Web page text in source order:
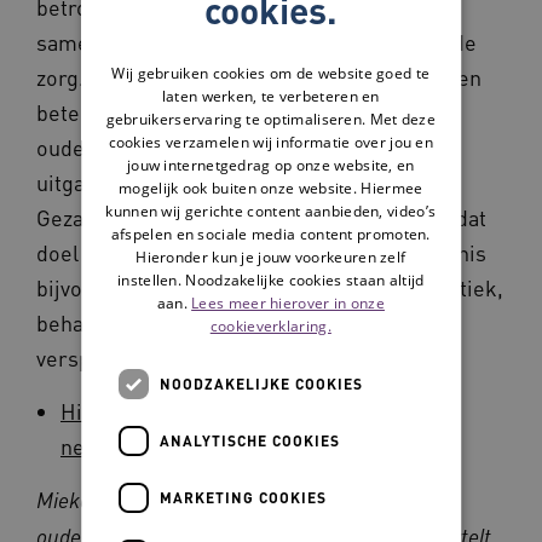
betrokken. Goede afstemming en
samenwerking is een voorwaarde voor goede
zorg. De regionale netwerken werken aan een
betere samenwerking in de regio om zo de
ouderenzorg te verbeteren. Met als
uitgangspunt de wensen van ouderen zelf.
Gezamenlijk zetten zij projecten op om aan dat
doel te werken. Ze ontwikkelen nieuwe kennis
bijvoorbeeld over betere preventie, diagnostiek,
behandeling en organisatie van zorg. En
verspreiden deze kennis.
Hier vindt u de contactgegevens van een
netwerk bij u in de buurt.
Mieke van der Ven is lid van het
ouderenmantelzorgforum van GENERO. Zij vertelt
cookies.
Wij gebruiken cookies om de website goed te
laten werken, te verbeteren en
gebruikerservaring te optimaliseren. Met deze
cookies verzamelen wij informatie over jou en
jouw internetgedrag op onze website, en
mogelijk ook buiten onze website. Hiermee
kunnen wij gerichte content aanbieden, video’s
afspelen en sociale media content promoten.
Hieronder kun je jouw voorkeuren zelf
instellen. Noodzakelijke cookies staan altijd
aan. Lees meer hierover in onze
cookieverklaring.
NOODZAKELIJKE COOKIES
ANALYTISCHE COOKIES
MARKETING COOKIES